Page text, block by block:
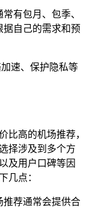
有包月、包季、
自己的需求和预
速、保护隐私等
比高的机场推荐，
择涉及到多个方
及用户口碑等因
几点：
推荐通常会提供合